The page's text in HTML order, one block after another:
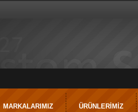
MARKALARIMIZ ÜRÜNLERİMİZ